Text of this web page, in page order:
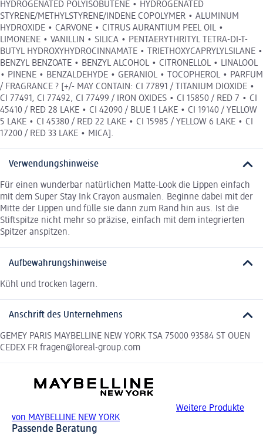
HYDROGENATED POLYISOBUTENE • HYDROGENATED
STYRENE/METHYLSTYRENE/INDENE COPOLYMER • ALUMINUM
HYDROXIDE • CARVONE • CITRUS AURANTIUM PEEL OIL •
LIMONENE • VANILLIN • SILICA • PENTAERYTHRITYL TETRA-DI-T-
BUTYL HYDROXYHYDROCINNAMATE • TRIETHOXYCAPRYLYLSILANE •
BENZYL BENZOATE • BENZYL ALCOHOL • CITRONELLOL • LINALOOL
• PINENE • BENZALDEHYDE • GERANIOL • TOCOPHEROL • PARFUM
/ FRAGRANCE ? [+/- MAY CONTAIN: CI 77891 / TITANIUM DIOXIDE •
CI 77491, CI 77492, CI 77499 / IRON OXIDES • CI 15850 / RED 7 • CI
45410 / RED 28 LAKE • CI 42090 / BLUE 1 LAKE • CI 19140 / YELLOW
5 LAKE • CI 45380 / RED 22 LAKE • CI 15985 / YELLOW 6 LAKE • CI
17200 / RED 33 LAKE • MICA].
Verwendungshinweise
Für einen wunderbar natürlichen Matte-Look die Lippen einfach
mit dem Super Stay Ink Crayon ausmalen. Beginne dabei mit der
Mitte der Lippen und fülle sie dann zum Rand hin aus. Ist die
Stiftspitze nicht mehr so präzise, einfach mit dem integrierten
Spitzer anspitzen.
Aufbewahrungshinweise
Kühl und trocken lagern.
Anschrift des Unternehmens
GEMEY PARIS MAYBELLINE NEW YORK TSA 75000 93584 ST OUEN
CEDEX FR fragen@loreal-group.com
Weitere Produkte
von MAYBELLINE NEW YORK
Passende Beratung